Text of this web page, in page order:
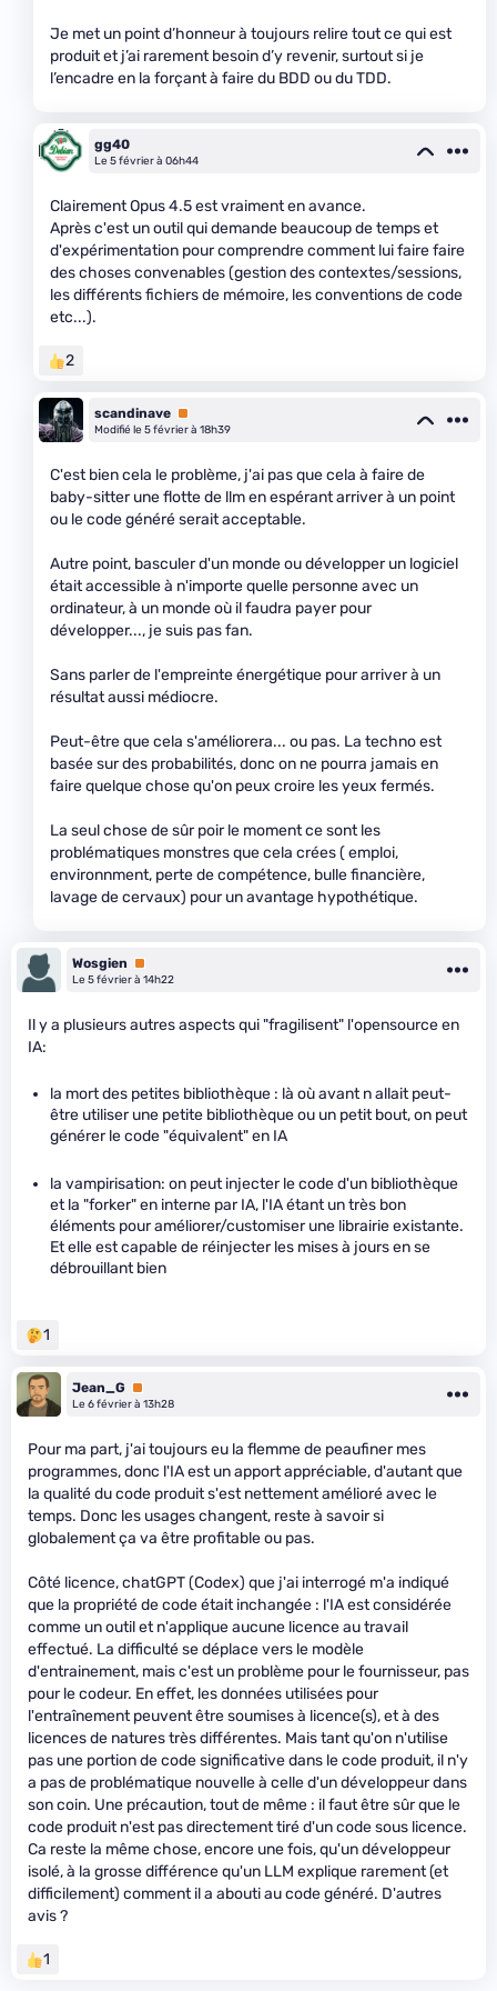
Je met un point d’honneur à toujours relire tout ce qui est
produit et j’ai rarement besoin d’y revenir, surtout si je
l’encadre en la forçant à faire du BDD ou du TDD.
gg40
Le 5 février à 06h44
Clairement Opus 4.5 est vraiment en avance.
Après c'est un outil qui demande beaucoup de temps et
d'expérimentation pour comprendre comment lui faire faire
des choses convenables (gestion des contextes/sessions,
les différents fichiers de mémoire, les conventions de code
etc...).
2
scandinave Premium
Modifié le 5 février à 18h39
C'est bien cela le problème, j'ai pas que cela à faire de
baby-sitter une flotte de llm en espérant arriver à un point
ou le code généré serait acceptable.
Autre point, basculer d'un monde ou développer un logiciel
était accessible à n'importe quelle personne avec un
ordinateur, à un monde où il faudra payer pour
développer..., je suis pas fan.
Sans parler de l'empreinte énergétique pour arriver à un
résultat aussi médiocre.
Peut-être que cela s'améliorera... ou pas. La techno est
basée sur des probabilités, donc on ne pourra jamais en
faire quelque chose qu'on peux croire les yeux fermés.
La seul chose de sûr poir le moment ce sont les
problématiques monstres que cela crées ( emploi,
environnment, perte de compétence, bulle financière,
lavage de cervaux) pour un avantage hypothétique.
Wosgien
Premium
Le 5 février à 14h22
Il y a plusieurs autres aspects qui "fragilisent" l'opensource en
IA:
la mort des petites bibliothèque : là où avant n allait peut-
être utiliser une petite bibliothèque ou un petit bout, on peut
générer le code "équivalent" en IA
la vampirisation: on peut injecter le code d'un bibliothèque
et la "forker" en interne par IA, l'IA étant un très bon
éléments pour améliorer/customiser une librairie existante.
Et elle est capable de réinjecter les mises à jours en se
débrouillant bien
1
Jean_G
Premium
Le 6 février à 13h28
Pour ma part, j'ai toujours eu la flemme de peaufiner mes
programmes, donc l'IA est un apport appréciable, d'autant que
la qualité du code produit s'est nettement amélioré avec le
temps. Donc les usages changent, reste à savoir si
globalement ça va être profitable ou pas.
Côté licence, chatGPT (Codex) que j'ai interrogé m'a indiqué
que la propriété de code était inchangée : l'IA est considérée
comme un outil et n'applique aucune licence au travail
effectué. La difficulté se déplace vers le modèle
d'entrainement, mais c'est un problème pour le fournisseur, pas
pour le codeur. En effet, les données utilisées pour
l'entraînement peuvent être soumises à licence(s), et à des
licences de natures très différentes. Mais tant qu'on n'utilise
pas une portion de code significative dans le code produit, il n'y
a pas de problématique nouvelle à celle d'un développeur dans
son coin. Une précaution, tout de même : il faut être sûr que le
code produit n'est pas directement tiré d'un code sous licence.
Ca reste la même chose, encore une fois, qu'un développeur
isolé, à la grosse différence qu'un LLM explique rarement (et
difficilement) comment il a abouti au code généré. D'autres
avis ?
1